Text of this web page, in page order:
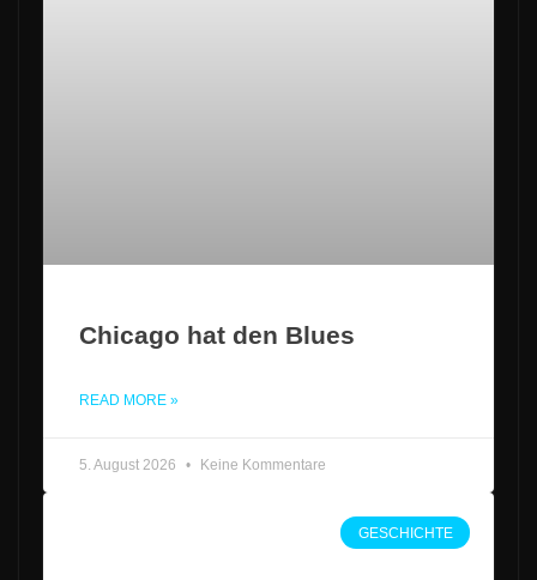
Chicago hat den Blues
READ MORE »
5. August 2026 Keine Kommentare
GESCHICHTE